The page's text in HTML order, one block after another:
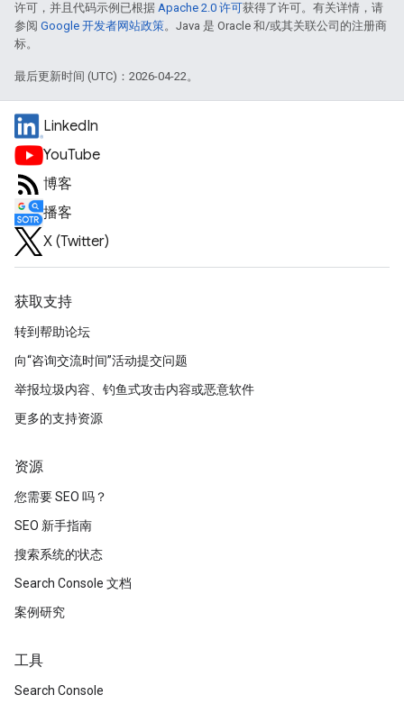
许可，并且代码示例已根据 Apache 2.0 许可获得了许可。有关详情，请
参阅 Google 开发者网站政策。Java 是 Oracle 和/或其关联公司的注册商
标。
最后更新时间 (UTC)：2026-04-22。
LinkedIn
YouTube
博客
播客
X (Twitter)
获取支持
转到帮助论坛
向“咨询交流时间”活动提交问题
举报垃圾内容、钓鱼式攻击内容或恶意软件
更多的支持资源
资源
您需要 SEO 吗？
SEO 新手指南
搜索系统的状态
Search Console 文档
案例研究
工具
Search Console